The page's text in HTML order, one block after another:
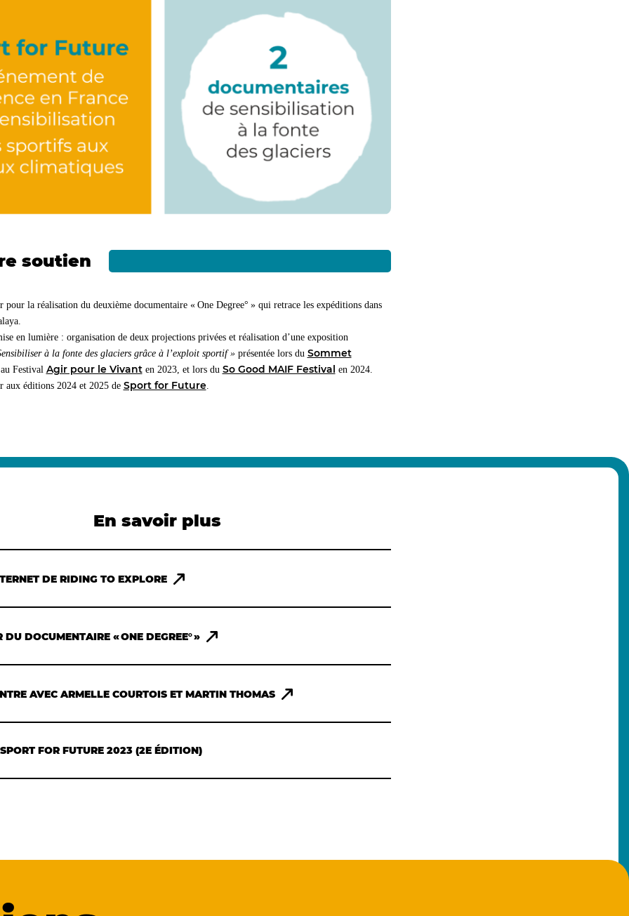
soutien
pour la réalisation du deuxième documentaire « One Degree° » qui retrace les expéditions dans
en lumière : organisation de deux projections privées et réalisation d’une exposition
à la fonte des glaciers grâce à l’exploit sportif »présentée lors du Sommet
Festival Agir pour le Vivanten 2023, et lors du So Good MAIF Festival en 2024.
aux éditions 2024 et 2025 de Sport for Future.
En savoir plus
DE RIDING TO EXPLORE
DU DOCUMENTAIRE « ONE DEGREE° »
AVEC ARMELLE COURTOIS ET MARTIN THOMAS
FOR FUTURE 2023 (2E ÉDITION)